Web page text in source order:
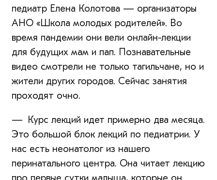
педиатр Елена Колотова — организаторы
АНО «Школа молодых родителей». Во
время пандемии они вели онлайн-лекции
для будущих мам и пап. Познавательные
видео смотрели не только тагильчане, но и
жители других городов. Сейчас занятия
проходят очно.
— Курс лекций идет примерно два месяца.
Это большой блок лекций по педиатрии. У
нас есть неонатолог из нашего
перинатального центра. Она читает лекцию
про первые сутки малыша, которые он